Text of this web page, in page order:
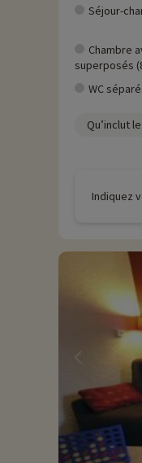
Séjour-
Chambre
superposés
WC
Qu’inclut
Indiquez